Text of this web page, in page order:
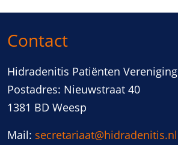
Contact
Hidradenitis Patiënten Vereniging
Postadres: Nieuwstraat 40
1381 BD Weesp
Mail: secretariaat@hidradenitis.nl